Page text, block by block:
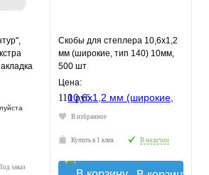
заказ
Скобы для степлера 10,6х1,2
мм (широкие, тип 140) 10мм,
500 шт
Цена:
110 руб.
В избранное
Купить в 1 клик В наличии